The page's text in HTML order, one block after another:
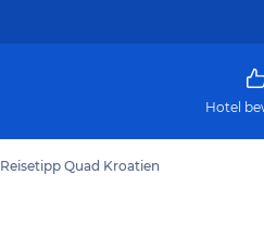
Hotel
Reisetipp Quad Kroatien